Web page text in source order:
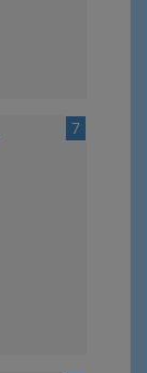
7